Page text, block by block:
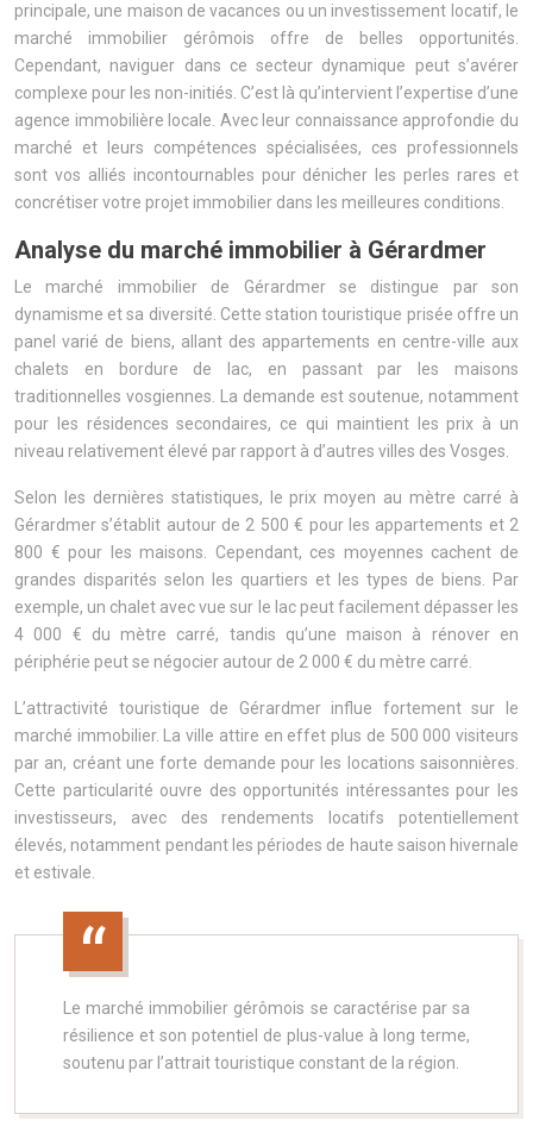
principale, une maison de vacances ou un investissement locatif, le
marché immobilier gérômois offre de belles opportunités.
Cependant, naviguer dans ce secteur dynamique peut s’avérer
complexe pour les non-initiés. C’est là qu’intervient l’expertise d’une
agence immobilière locale. Avec leur connaissance approfondie du
marché et leurs compétences spécialisées, ces professionnels
sont vos alliés incontournables pour dénicher les perles rares et
concrétiser votre projet immobilier dans les meilleures conditions.
Analyse du marché immobilier à Gérardmer
Le marché immobilier de Gérardmer se distingue par son
dynamisme et sa diversité. Cette station touristique prisée offre un
panel varié de biens, allant des appartements en centre-ville aux
chalets en bordure de lac, en passant par les maisons
traditionnelles vosgiennes. La demande est soutenue, notamment
pour les résidences secondaires, ce qui maintient les prix à un
niveau relativement élevé par rapport à d’autres villes des Vosges.
Selon les dernières statistiques, le prix moyen au mètre carré à
Gérardmer s’établit autour de 2 500 € pour les appartements et 2
800 € pour les maisons. Cependant, ces moyennes cachent de
grandes disparités selon les quartiers et les types de biens. Par
exemple, un chalet avec vue sur le lac peut facilement dépasser les
4 000 € du mètre carré, tandis qu’une maison à rénover en
périphérie peut se négocier autour de 2 000 € du mètre carré.
L’attractivité touristique de Gérardmer influe fortement sur le
marché immobilier. La ville attire en effet plus de 500 000 visiteurs
par an, créant une forte demande pour les locations saisonnières.
Cette particularité ouvre des opportunités intéressantes pour les
investisseurs, avec des rendements locatifs potentiellement
élevés, notamment pendant les périodes de haute saison hivernale
et estivale.
Le marché immobilier gérômois se caractérise par sa
résilience et son potentiel de plus-value à long terme,
soutenu par l’attrait touristique constant de la région.